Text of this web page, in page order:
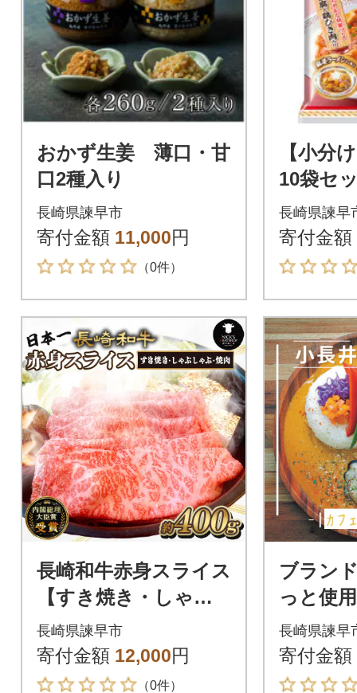
おかず生姜 薄口・甘
口2種入り
長崎県諫早市
寄付金額 11,000円
（0件）
【小分
10袋セ
ク入)合
長崎県諫早
寄付金額
長崎和牛赤身スライス
【すき焼き・しゃぶ
しゃぶ・焼肉】約400
g(諫早市)
長崎県諫早市
寄付金額 12,000円
（0件）
ブラン
っと使
カレー
～カフ
ー～
長崎県諫早
寄付金額